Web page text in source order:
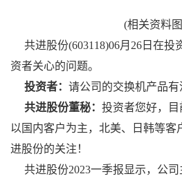
(相关资料
共进股份(603118)06月26日在
资者关心的问题。
投资者： 请公司的交换机产品有
共进股份董秘： 投资者您好，
以国内客户为主，北美、日韩等客
进股份的关注！
共进股份2023一季报显示，公司